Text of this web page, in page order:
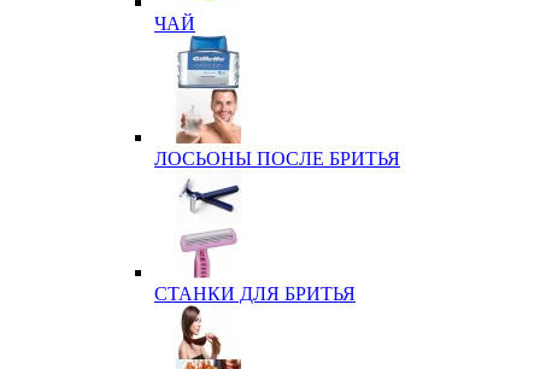
ЧАЙ
ЛОСЬОНЫ ПОСЛЕ БРИТЬЯ
СТАНКИ ДЛЯ БРИТЬЯ